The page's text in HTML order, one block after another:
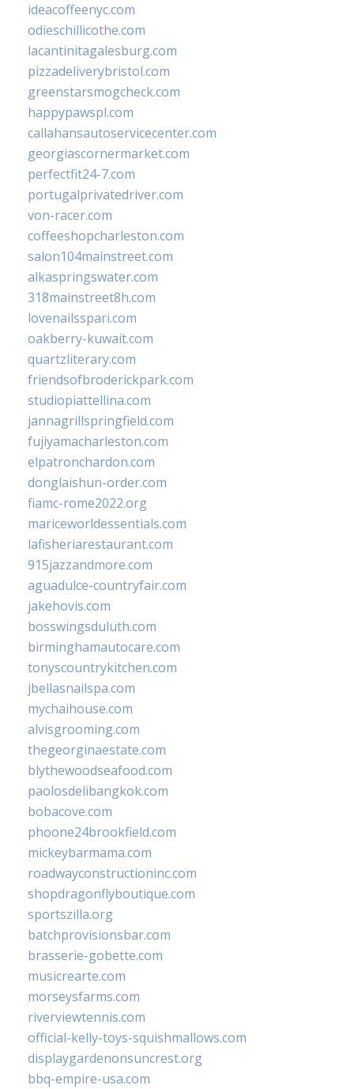
ideacoffeenyc.com
odieschillicothe.com
lacantinitagalesburg.com
pizzadeliverybristol.com
greenstarsmogcheck.com
happypawspl.com
callahansautoservicecenter.com
georgiascornermarket.com
perfectfit24-7.com
portugalprivatedriver.com
von-racer.com
coffeeshopcharleston.com
salon104mainstreet.com
alkaspringswater.com
318mainstreet8h.com
lovenailsspari.com
oakberry-kuwait.com
quartzliterary.com
friendsofbroderickpark.com
studiopiattellina.com
jannagrillspringfield.com
fujiyamacharleston.com
elpatronchardon.com
donglaishun-order.com
fiamc-rome2022.org
mariceworldessentials.com
lafisheriarestaurant.com
915jazzandmore.com
aguadulce-countryfair.com
jakehovis.com
bosswingsduluth.com
birminghamautocare.com
tonyscountrykitchen.com
jbellasnailspa.com
mychaihouse.com
alvisgrooming.com
thegeorginaestate.com
blythewoodseafood.com
paolosdelibangkok.com
bobacove.com
phoone24brookfield.com
mickeybarmama.com
roadwayconstructioninc.com
shopdragonflyboutique.com
sportszilla.org
batchprovisionsbar.com
brasserie-gobette.com
musicrearte.com
morseysfarms.com
riverviewtennis.com
official-kelly-toys-squishmallows.com
displaygardenonsuncrest.org
bbq-empire-usa.com